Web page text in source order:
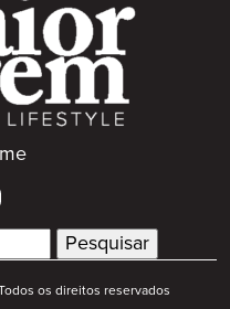
os direitos reservados